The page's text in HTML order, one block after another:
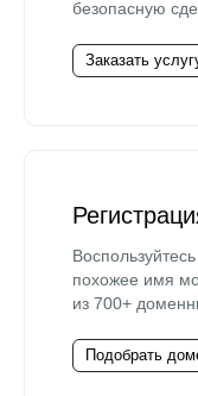
безопасную
Заказать
похожее имя
из 700+
Подобрать